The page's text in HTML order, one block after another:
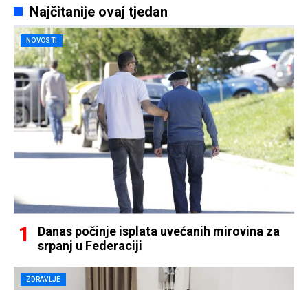
Najčitanije ovaj tjedan
NOVOSTI
Danas počinje isplata uvećanih mirovina za
srpanj u Federaciji
ZDRAVLJE